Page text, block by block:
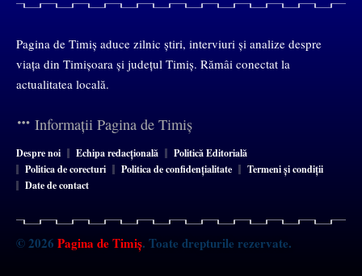
Pagina de Timiș aduce zilnic știri, interviuri și analize despre
viața din Timișoara și județul Timiș. Rămâi conectat la
actualitatea locală.
Informații Pagina de Timiș
Despre noi Echipa redacțională
Politică Editorială
Politica de corecturi
Politica de confidențialitate
Termeni și condiții
Date de contact
© 2026 Pagina de Timiș. Toate drepturile rezervate.